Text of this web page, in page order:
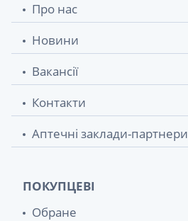
Про нас
Новини
Вакансії
Контакти
Аптечні заклади-партнери
ПОКУПЦЕВІ
Обране